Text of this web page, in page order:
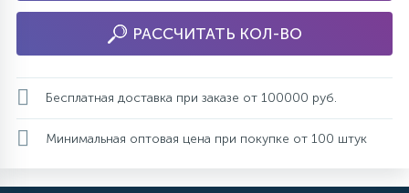
РАССЧИТАТЬ КОЛ-ВО
Бесплатная доставка при заказе от 100000 руб.
Минимальная оптовая цена при покупке от 100 штук